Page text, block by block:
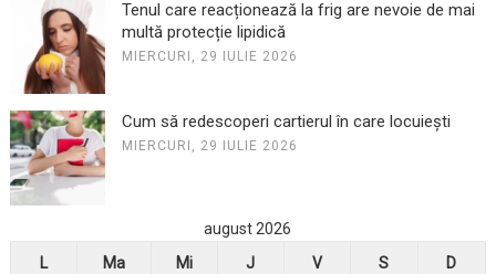
Tenul care reacționează la frig are nevoie de mai
multă protecție lipidică
MIERCURI, 29 IULIE 2026
Cum să redescoperi cartierul în care locuiești
MIERCURI, 29 IULIE 2026
august 2026
L
Ma Mi J V S D